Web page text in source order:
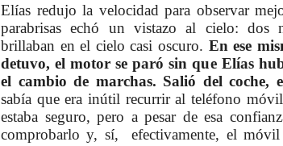
Elías redujo la velocidad para observar
parabrisas echó un vistazo al cielo: dos
brillaban en el cielo casi oscuro. En ese
detuvo, el motor se paró sin que Elías
el cambio de marchas. Salió del coche,
sabía que era inútil recurrir al teléfono
estaba seguro, pero a pesar de esa
comprobarlo y, sí, efectivamente, el móvil